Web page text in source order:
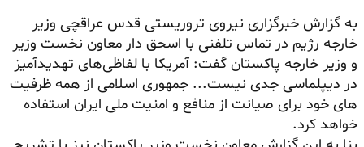
به گزارش خبرگزاری نیروی تروریستی قدس عراقچی وزیر
خارجه رژیم در تماس تلفنی با اسحق دار معاون نخست وزیر
و وزیر خارجه پاکستان گفت: آمریکا با لفاظی‌های تهدیدآمیز
در دیپلماسی جدی نیست... جمهوری اسلامی از همه ظرفیت
های خود برای صیانت از منافع و امنیت ملی ایران استفاده
خواهد کرد.